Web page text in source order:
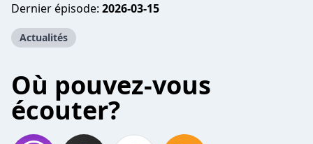
Dernier épisode: 2026-03-15
Actualités
Où pouvez-vous
écouter?